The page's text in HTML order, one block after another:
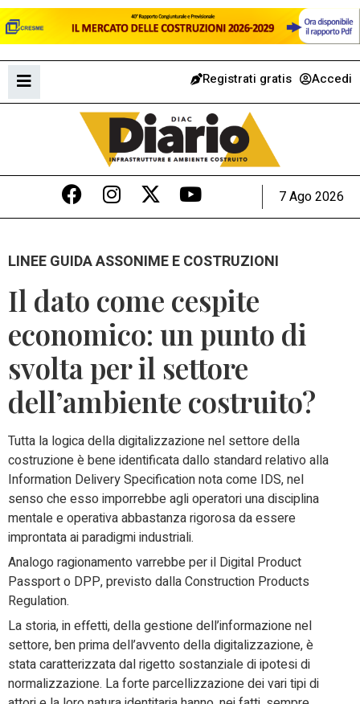
Registrati gratis Accedi
7 Ago 2026
LINEE GUIDA ASSONIME E COSTRUZIONI
Il dato come cespite
economico: un punto di
svolta per il settore
dell’ambiente costruito?
Tutta la logica della digitalizzazione nel settore della
costruzione è bene identificata dallo standard relativo alla
Information Delivery Specification nota come IDS, nel
senso che esso imporrebbe agli operatori una disciplina
mentale e operativa abbastanza rigorosa da essere
improntata ai paradigmi industriali.
Analogo ragionamento varrebbe per il Digital Product
Passport o DPP, previsto dalla Construction Products
Regulation.
La storia, in effetti, della gestione dell’informazione nel
settore, ben prima dell’avvento della digitalizzazione, è
stata caratterizzata dal rigetto sostanziale di ipotesi di
normalizzazione. La forte parcellizzazione dei vari tipi di